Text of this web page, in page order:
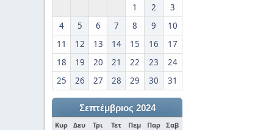
1 2
3
4
5 6 7 8 9
10
11
12 13 14 15 16
17
18
19 20 21 22 23
24
25
26 27 28 29 30 31
Σεπτέμβριος 2024
Κυρ Δευ Τρι Τετ Πεμ Παρ Σαβ